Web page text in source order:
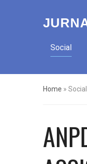
Social
Home » Social